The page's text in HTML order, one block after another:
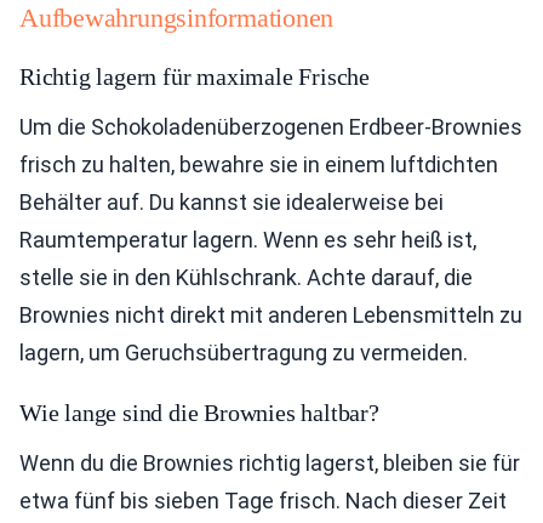
Aufbewahrungsinformationen
Richtig lagern für maximale Frische
Um die Schokoladenüberzogenen Erdbeer-Brownies
frisch zu halten, bewahre sie in einem luftdichten
Behälter auf. Du kannst sie idealerweise bei
Raumtemperatur lagern. Wenn es sehr heiß ist,
stelle sie in den Kühlschrank. Achte darauf, die
Brownies nicht direkt mit anderen Lebensmitteln zu
lagern, um Geruchsübertragung zu vermeiden.
Wie lange sind die Brownies haltbar?
Wenn du die Brownies richtig lagerst, bleiben sie für
etwa fünf bis sieben Tage frisch. Nach dieser Zeit